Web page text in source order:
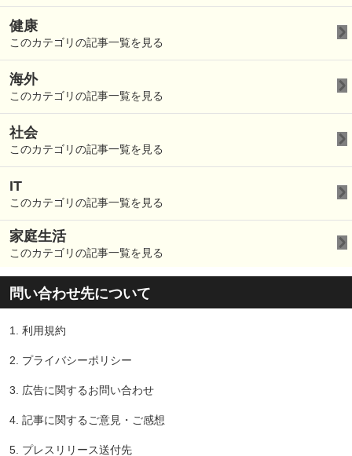
健康
このカテゴリの記事一覧を見る
海外
このカテゴリの記事一覧を見る
社会
このカテゴリの記事一覧を見る
IT
このカテゴリの記事一覧を見る
家庭生活
このカテゴリの記事一覧を見る
問い合わせ先について
1. 利用規約
2. プライバシーポリシー
3. 広告に関するお問い合わせ
4. 記事に関するご意見・ご感想
5. プレスリリース送付先